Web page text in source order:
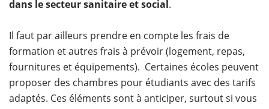
dans le secteur sanitaire et social.
Il faut par ailleurs prendre en compte les frais de
formation et autres frais à prévoir (logement, repas,
fournitures et équipements). Certaines écoles peuvent
proposer des chambres pour étudiants avec des tarifs
adaptés. Ces éléments sont à anticiper, surtout si vous